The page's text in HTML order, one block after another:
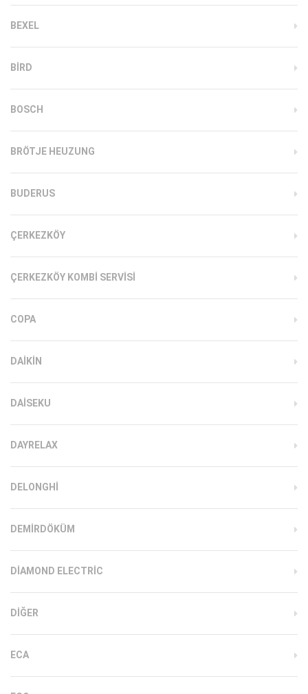
BEXEL
BIRD
BOSCH
BRÖTJE HEUZUNG
BUDERUS
ÇERKEZKÖY
ÇERKEZKÖY KOMBI SERVISI
COPA
DAIKIN
DAISEKU
DAYRELAX
DELONGHI
DEMIRDÖKÜM
DIAMOND ELECTRIC
DIĞER
ECA